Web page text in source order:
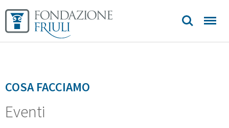
COSA FACCIAMO
Eventi